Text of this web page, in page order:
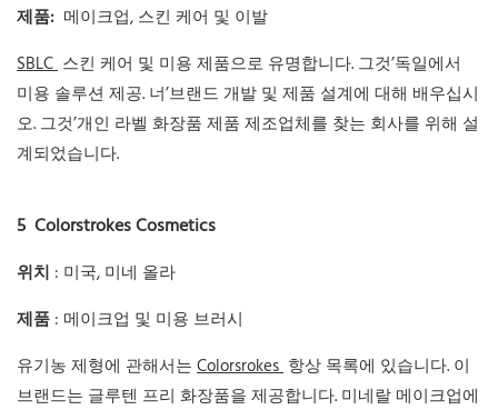
제품: 메이크업, 스킨 케어 및 이발
SBLC 스킨 케어 및 미용 제품으로 유명합니다. 그것’독일에서
미용 솔루션 제공. 너’브랜드 개발 및 제품 설계에 대해 배우십시
오. 그것’개인 라벨 화장품 제품 제조업체를 찾는 회사를 위해 설
계되었습니다.
5 Colorstrokes Cosmetics
위치 : 미국, 미네 올라
제품 : 메이크업 및 미용 브러시
유기농 제형에 관해서는 Colorsrokes 항상 목록에 있습니다. 이
브랜드는 글루텐 프리 화장품을 제공합니다. 미네랄 메이크업에